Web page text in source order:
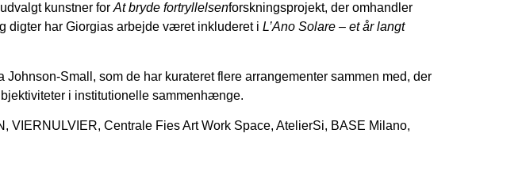
kunstner for At bryde fortryllelsenforskningsprojekt, der omhandler
digter har Giorgias arbejde været inkluderet i L’Ano Solare – et år langt
Small, som de har kurateret flere arrangementer sammen med, der
i institutionelle sammenhænge.
VIERNULVIER, Centrale Fies Art Work Space, AtelierSi, BASE Milano,